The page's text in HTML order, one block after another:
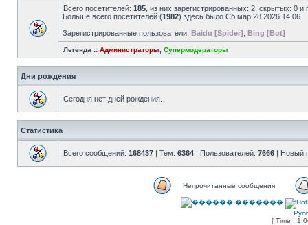
Всего посетителей: 185 , из них зарегистрированных: 2, скрытых: 0
Больше всего посетителей (1982) здесь было Сб мар 28 2026 14:06
Зарегистрированные пользователи: Baidu [Spider] Bing [Bot]
Легенда :: Администраторы Супермодераторы
Дни рождения
Сегодня нет дней рождения.
Статистика
Всего сообщений: 168437 | Тем: 6364 | Пользователей: 7666 | Новый
Непрочитанные сообщения
[ Time :